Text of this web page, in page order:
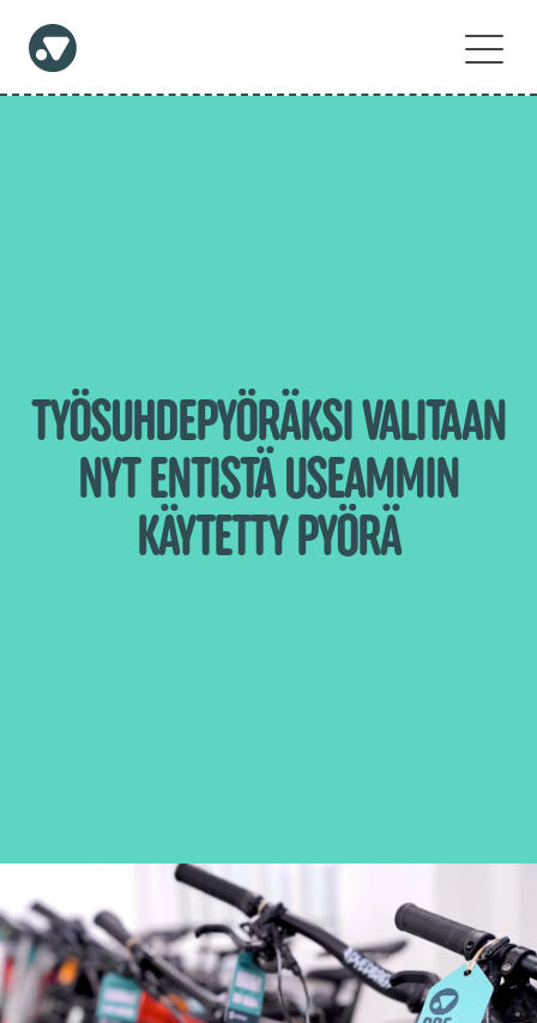
TYÖSUHDEPYÖRÄKSI VALITAAN
NYT ENTISTÄ USEAMMIN
KÄYTETTY PYÖRÄ